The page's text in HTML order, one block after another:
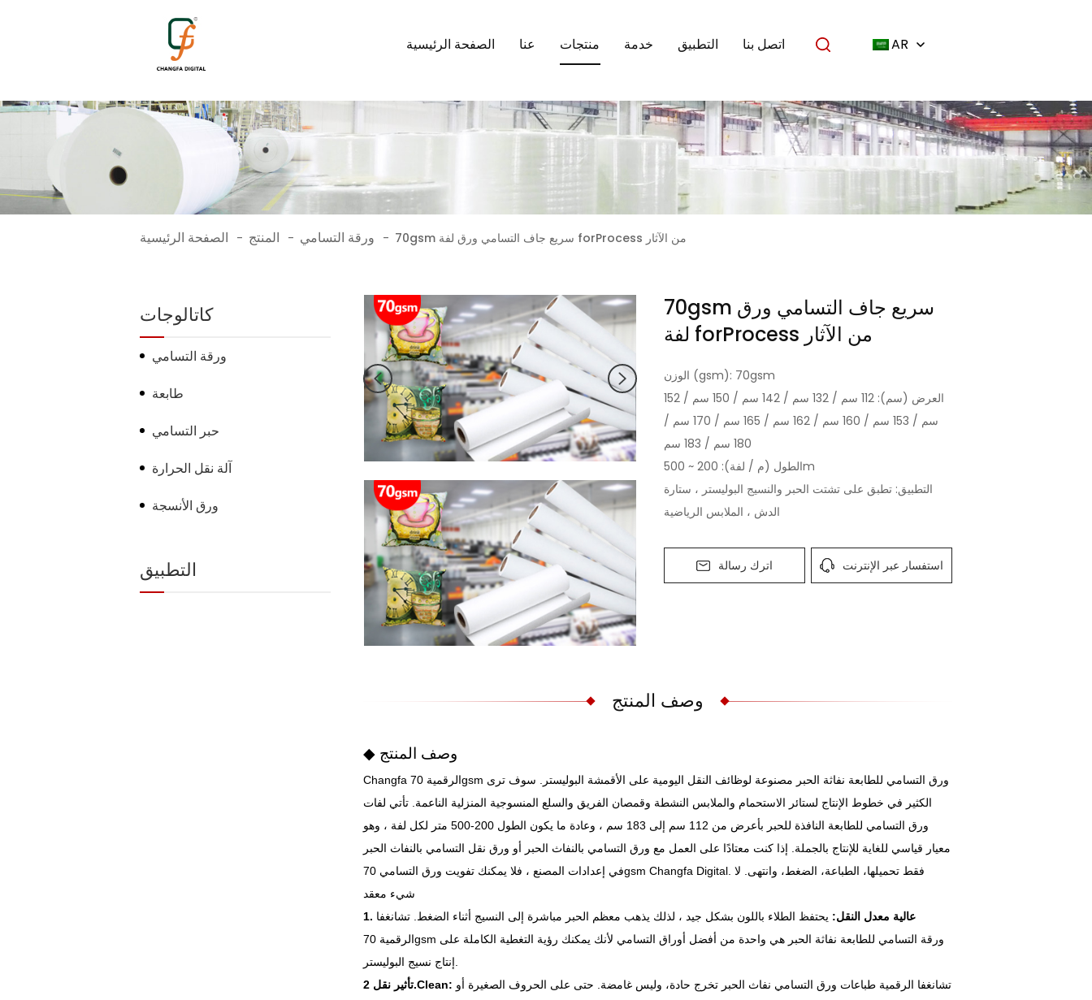
AR الصفحة الرئيسية عنا منتجات خدمة التطبيق اتصل بنا
الصفحة الرئيسية - المنتج - ورقة التسامي - 70gsm سريع جاف التسامي ورق لفة forProcess من الآثار
كاتالوجات
ورقة التسامي
طابعة
حبر التسامي
آلة نقل الحرارة
ورق الأنسجة
التطبيق
70gsm سريع جاف التسامي ورق
لفة forProcess من الآثار
الوزن (gsm): 70gsm
العرض (سم): 112 سم / 132 سم / 142 سم / 150 سم / 152
سم / 153 سم / 160 سم / 162 سم / 165 سم / 170 سم /
180 سم / 183 سم
الطول (م / لفة): 200 ~ 500m
التطبيق: تطبق على تشتت الحبر والنسيج البوليستر ، ستارة
الدش ، الملابس الرياضية
اترك رسالة استفسار عبر الإنترنت
وصف المنتج
◆ وصف المنتج
Changfa الرقمية 70gsm ورق التسامي للطابعة نفاثة الحبر مصنوعة لوظائف النقل اليومية على الأقمشة البوليستر. سوف ترى
الكثير في خطوط الإنتاج لستائر الاستحمام والملابس النشطة وقمصان الفريق والسلع المنسوجية المنزلية الناعمة. تأتي لفات
ورق التسامي للطابعة النافذة للحبر بأعرض من 112 سم إلى 183 سم ، وعادة ما يكون الطول 200-500 متر لكل لفة ، وهو
معيار قياسي للغاية للإنتاج بالجملة. إذا كنت معتادًا على العمل مع ورق التسامي بالنفاث الحبر أو ورق نقل التسامي بالنفاث الحبر
في إعدادات المصنع ، فلا يمكنك تفويت ورق التسامي 70gsm Changfa Digital. فقط تحميلها، الطباعة، الضغط، وانتهى. لا
شيء معقد
1. عالية معدل النقل: يحتفظ الطلاء باللون بشكل جيد ، لذلك يذهب معظم الحبر مباشرة إلى النسيج أثناء الضغط. تشانغفا
الرقمية 70gsm ورقة التسامي للطابعة نفاثة الحبر هي واحدة من أفضل أوراق التسامي لأنك يمكنك رؤية التغطية الكاملة على
تأثير نقل 2.Clean: تشانغفا الرقمية طباعات ورق التسامي نفاث الحبر تخرج حادة، وليس غامضة. حتى على الحروف الصغيرة أو